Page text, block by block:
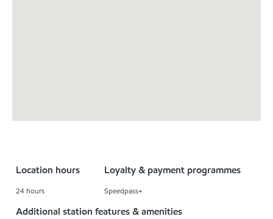
Location hours
24 hours
Loyalty & payment programmes
Speedpass+
Additional station features & amenities